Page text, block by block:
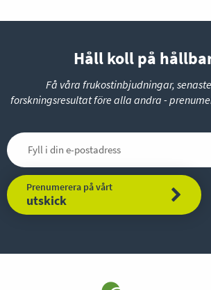
Håll koll på
Få våra frukostinbjudningar,
forskningsresultat före alla andra -
Prenumerera på vårt
utskick